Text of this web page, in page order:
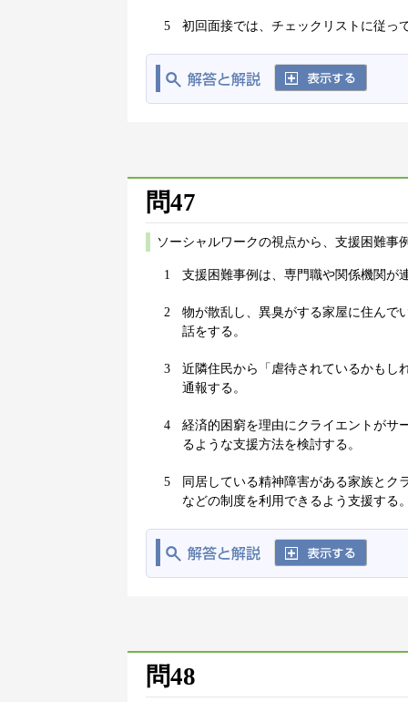
5 初回面接では、チェックリストに従っ
問47
ソーシャルワークの視点から、支援困難事
1 支援困難事例は、専門職や関係機関が
2
物が散乱し、異臭がする家屋に住んで
話をする。
3
近隣住民から「虐待されているかもし
通報する。
4
経済的困窮を理由にクライエントがサ
るような支援方法を検討する。
5
同居している精神障害がある家族とク
などの制度を利用できるよう支援する
問48